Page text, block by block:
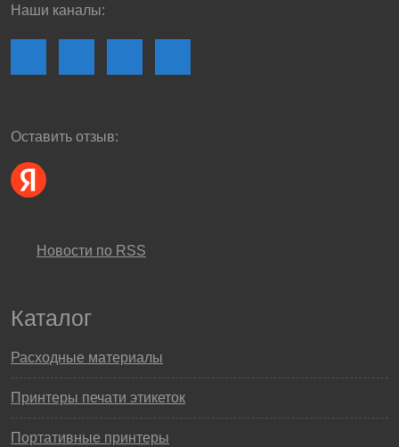
Наши каналы:
Оставить отзыв:
Новости по RSS
Каталог
Расходные материалы
Принтеры печати этикеток
Портативные принтеры